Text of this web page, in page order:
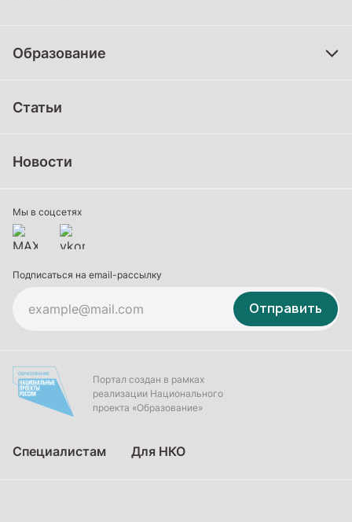
Образование
Дополнительное образование
Статьи
Новости
Мы в соцсетях
Подписаться на email-рассылку
Отправить
Портал создан в рамках
реализации Национального
проекта «Образование»
Специалистам Для НКО